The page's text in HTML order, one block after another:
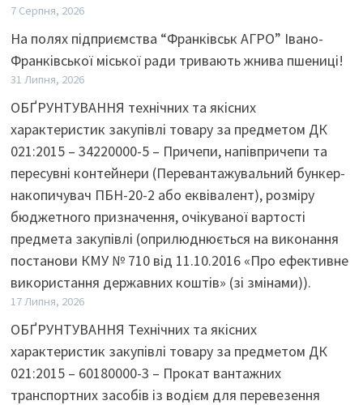
7 Серпня, 2026
На полях підприємства “Франківськ АГРО” Івано-
Франківської міської ради тривають жнива пшениці!
31 Липня, 2026
ОБҐРУНТУВАННЯ технічних та якісних
характеристик закупівлі товару за предметом ДК
021:2015 – 34220000-5 – Причепи, напівпричепи та
пересувні контейнери (Перевантажувальний бункер-
накопичувач ПБН-20-2 або еквівалент), розміру
бюджетного призначення, очікуваної вартості
предмета закупівлі (оприлюднюється на виконання
постанови КМУ № 710 від 11.10.2016 «Про ефективне
використання державних коштів» (зі змінами)).
17 Липня, 2026
ОБҐРУНТУВАННЯ Технічних та якісних
характеристик закупівлі товару за предметом ДК
021:2015 – 60180000-3 – Прокат вантажних
транспортних засобів із водієм для перевезення